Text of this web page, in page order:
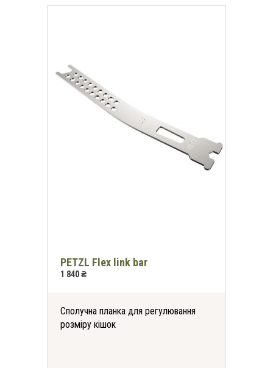
PETZL Flex link bar
1 840 ₴
Сполучна планка для регулювання
розміру кішок